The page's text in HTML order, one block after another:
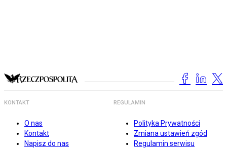
KONTAKT
O nas
Kontakt
Napisz do nas
REGULAMIN
Polityka Prywatności
Zmiana ustawień zgód
Regulamin serwisu